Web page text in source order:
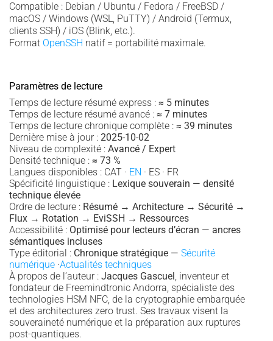
Compatible : Debian / Ubuntu / Fedora / FreeBSD /
macOS / Windows (WSL, PuTTY) / Android (Termux,
clients SSH) / iOS (Blink, etc.).
Format OpenSSH natif = portabilité maximale.
Paramètres de lecture
Temps de lecture résumé express : ≈ 5 minutes
Temps de lecture résumé avancé : ≈ 7 minutes
Temps de lecture chronique complète : ≈ 39 minutes
Dernière mise à jour : 2025-10-02
Niveau de complexité : Avancé / Expert
Densité technique : ≈ 73 %
Langues disponibles : CAT · EN · ES · FR
Spécificité linguistique : Lexique souverain — densité
technique élevée
Ordre de lecture : Résumé → Architecture → Sécurité →
Flux → Rotation → EviSSH → Ressources
Accessibilité : Optimisé pour lecteurs d’écran — ancres
sémantiques incluses
Type éditorial : Chronique stratégique — Sécurité
numérique ·Actualités techniques
À propos de l’auteur : Jacques Gascuel , inventeur et
fondateur de Freemindtronic Andorra, spécialiste des
technologies HSM NFC, de la cryptographie embarquée
et des architectures zero trust. Ses travaux visent la
souveraineté numérique et la préparation aux ruptures
post-quantiques.